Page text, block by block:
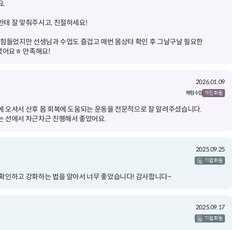
들었지만 선생님과 수업도 즐겁고 매번 몸상탸 확인 후 그날구날 필요한
요ㅎ 만족해요!
2026.01.09
체험 수업 개인 회원
오셔서 산후 몸 회복에 도움되는 운동을 전문적으로 잘 알려주셨습니다.
선에서 차근차근 진행해서 좋았어요.
2025.09.25
기업 회원
인하고 강화하는 법을 알아서 너무 좋았습니다! 감사합니다~
2025.09.17
기업 회원